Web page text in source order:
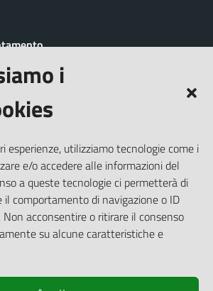
i
esperienze, utilizziamo tecnologie come i
e/o accedere alle informazioni del
a queste tecnologie ci permetterà di
il comportamento di navigazione o ID
Non acconsentire o ritirare il consenso
su alcune caratteristiche e
del Sito